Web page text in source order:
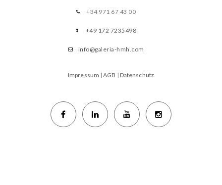
+34 971 67 43 00
+49 172 7235498
info@galeria-hmh.com
Impressum |AGB | Datenschutz